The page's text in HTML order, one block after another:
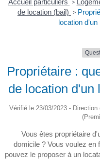
Accueil particuliers >
de location (bail) >
location
Propriétaire :
de location d'un
Vérifié le 23/03/2023 -
Vous êtes propriétaire
domicile ? Vous voulez en
pouvez le proposer à un